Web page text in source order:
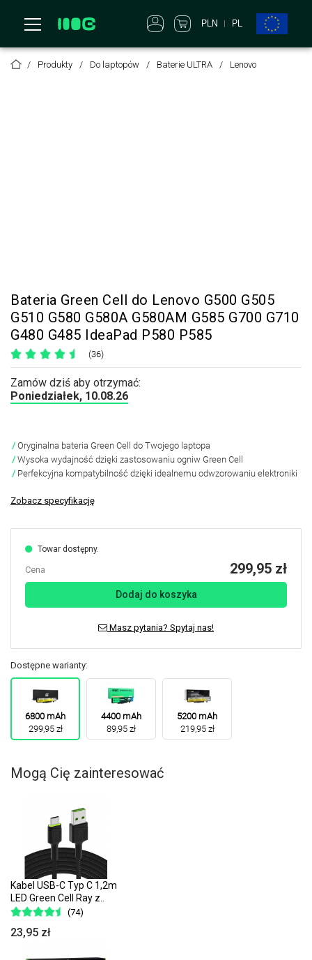
PLN PL
Produkty Do laptopów Baterie ULTRA Lenovo
Bateria Green Cell do Lenovo G500 G505
G510 G580 G580A G580AM G585 G700 G710
G480 G485 IdeaPad P580 P585
(36)
Zamów dziś aby otrzymać:
Poniedziałek, 10.08.26
Oryginalna bateria Green Cell do Twojego laptopa
Wysoka wydajność dzięki zastosowaniu ogniw Green Cell
Perfekcyjna kompatybilność dzięki idealnemu odwzorowaniu elektroniki
Zobacz specyfikację
Towar dostępny.
Cena 299,95 zł
Dodaj do koszyka
Masz pytania? Spytaj nas!
Dostępne warianty:
6800 mAh
299,95 zł
4400 mAh
89,95 zł
5200 mAh
219,95 zł
Mogą Cię zainteresować
Kabel USB-C Typ C 1,2m
LED Green Cell Ray z..
(74)
23,95 zł